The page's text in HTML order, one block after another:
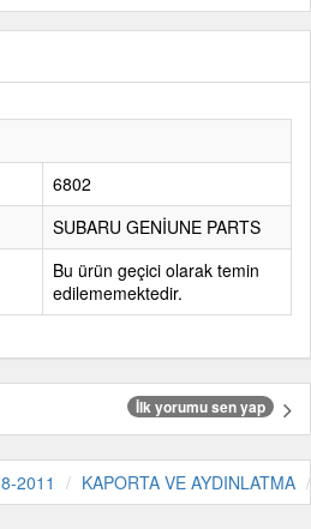
6802
SUBARU GENİUNE PARTS
Bu ürün geçici olarak temin
edilememektedir.
İlk yorumu sen yap
2011 KAPORTA VE AYDINLATMA